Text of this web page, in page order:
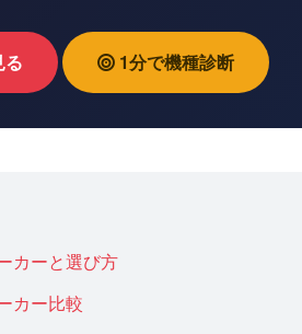
1分で機種診断
カーと選び方
カー比較